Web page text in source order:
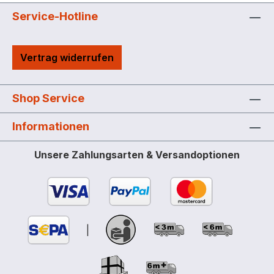
Service-Hotline
Vertrag widerrufen
Shop Service
Informationen
Unsere Zahlungsarten & Versandoptionen